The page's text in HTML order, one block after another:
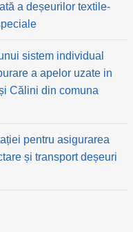
a deșeurilor textile-
sistem individual
a apelor uzate in
Călini din comuna
pentru asigurarea
și transport deșeuri